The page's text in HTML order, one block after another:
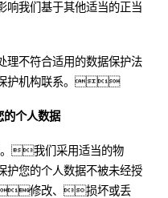
我们基于其他适当的正当
理不符合适用的数据保护法
护机构联系。
的个人数据
。我们采用适当的物
您的个人数据不被未经授
修改、损坏或丢